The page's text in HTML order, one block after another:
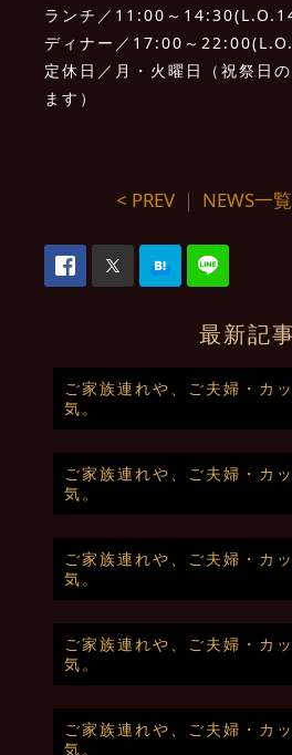
ランチ／11:00～
ディナー／17:00～
定休日／月・火曜日（祝祭日
ます）
< PREV｜ NEWS一覧
最新記
ご家族連れや、ご夫婦・カ
気。
ご家族連れや、ご夫婦・カ
気。
ご家族連れや、ご夫婦・カ
気。
ご家族連れや、ご夫婦・カ
気。
ご家族連れや、ご夫婦・カ
気。